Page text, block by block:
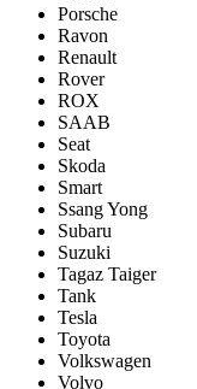
Porsсhe
Ravon
Renault
Rover
ROX
SAAB
Seat
Skoda
Smart
Ssang Yong
Subaru
Suzuki
Tagaz Taiger
Tank
Tesla
Toyota
Volkswagen
Volvo